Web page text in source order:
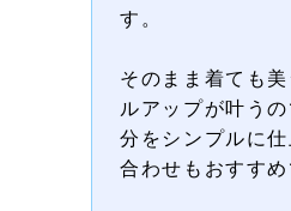
す。
そのまま着ても
ルアップが叶う
分をシンプルに
合わせもおすすめ